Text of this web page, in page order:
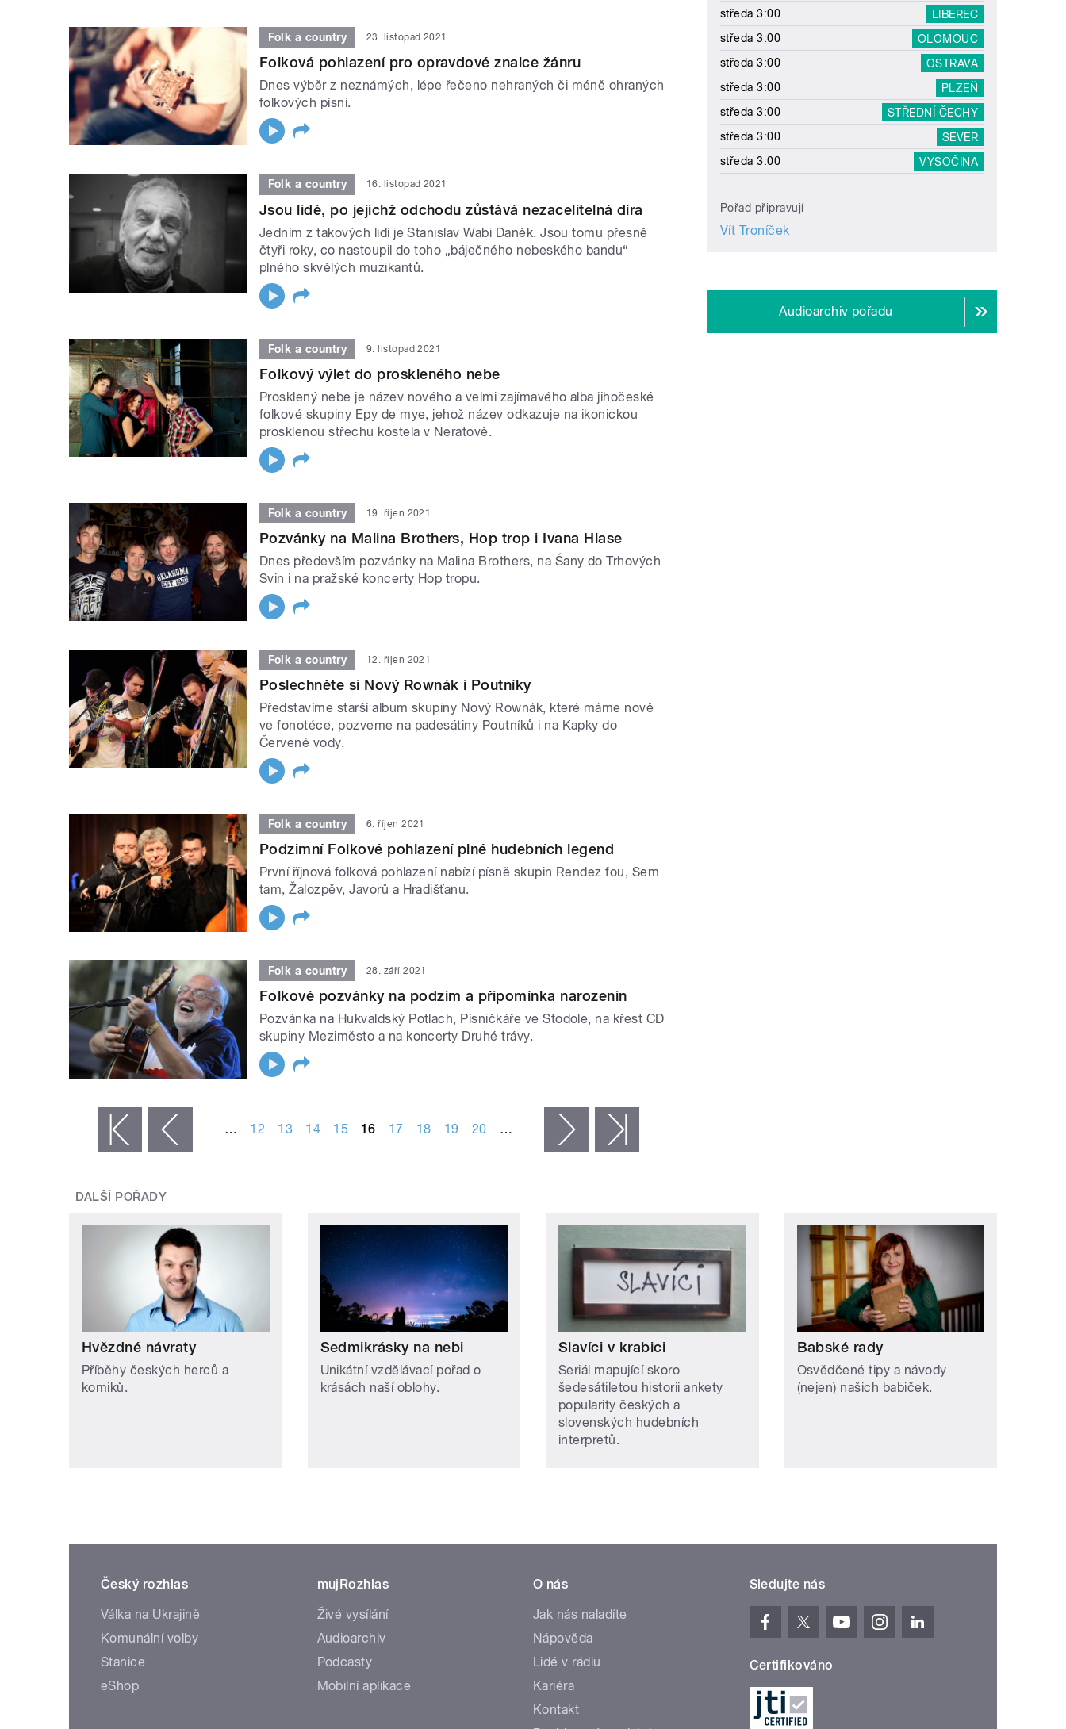
Folk a country 23. listopad 2021
Folková pohlazení pro opravdové znalce žánru
Dnes výběr z neznámých, lépe řečeno nehraných či méně ohraných
folkových písní.
Folk a country 16. listopad 2021
Jsou lidé, po jejichž odchodu zůstává nezacelitelná díra
Jedním z takových lidí je Stanislav Wabi Daněk. Jsou tomu přesně
čtyři roky, co nastoupil do toho „báječného nebeského bandu“
plného skvělých muzikantů.
Folk a country 9. listopad 2021
Folkový výlet do proskleného nebe
Prosklený nebe je název nového a velmi zajímavého alba jihočeské
folkové skupiny Epy de mye, jehož název odkazuje na ikonickou
prosklenou střechu kostela v Neratově.
Folk a country 19. říjen 2021
Pozvánky na Malina Brothers, Hop trop i Ivana Hlase
Dnes především pozvánky na Malina Brothers, na Śany do Trhových
Svin i na pražské koncerty Hop tropu.
Folk a country 12. říjen 2021
Poslechněte si Nový Rownák i Poutníky
Představíme starší album skupiny Nový Rownák, které máme nově
ve fonotéce, pozveme na padesátiny Poutníků i na Kapky do
Červené vody.
Folk a country 6. říjen 2021
Podzimní Folkové pohlazení plné hudebních legend
První říjnová folková pohlazení nabízí písně skupin Rendez fou, Sem
tam, Žalozpěv, Javorů a Hradišťanu.
Folk a country 28. září 2021
Folkové pozvánky na podzim a připomínka narozenin
Pozvánka na Hukvaldský Potlach, Písničkáře ve Stodole, na křest CD
skupiny Meziměsto a na koncerty Druhé trávy.
‹ předchozí … 12 13 14 15 16 17 18 19 20 … následující ›
středa 3:00
LIBEREC
středa 3:00
OLOMOUC
středa 3:00
OSTRAVA
středa 3:00
PLZEŇ
středa 3:00
STŘEDNÍ ČECHY
středa 3:00
SEVER
středa 3:00
VYSOČINA
Pořad připravují
Vít Troníček
Audioarchiv pořadu
DALŠÍ POŘADY
Hvězdné návraty
Příběhy českých herců a
komiků.
Sedmikrásky na nebi
Unikátní vzdělávací pořad o
krásách naší oblohy.
Slavíci v krabici
Seriál mapující skoro
šedesátiletou historii ankety
popularity českých a
slovenských hudebních
interpretů.
Babské rady
Osvědčené tipy a návody
(nejen) našich babiček.
Český rozhlas
Válka na Ukrajině
Komunální volby
Stanice
eShop
mujRozhlas
Živé vysílání
Audioarchiv
Podcasty
Mobilní aplikace
O nás
Jak nás naladíte
Nápověda
Lidé v rádiu
Kariéra
Kontakt
Sledujte nás
Certifikováno